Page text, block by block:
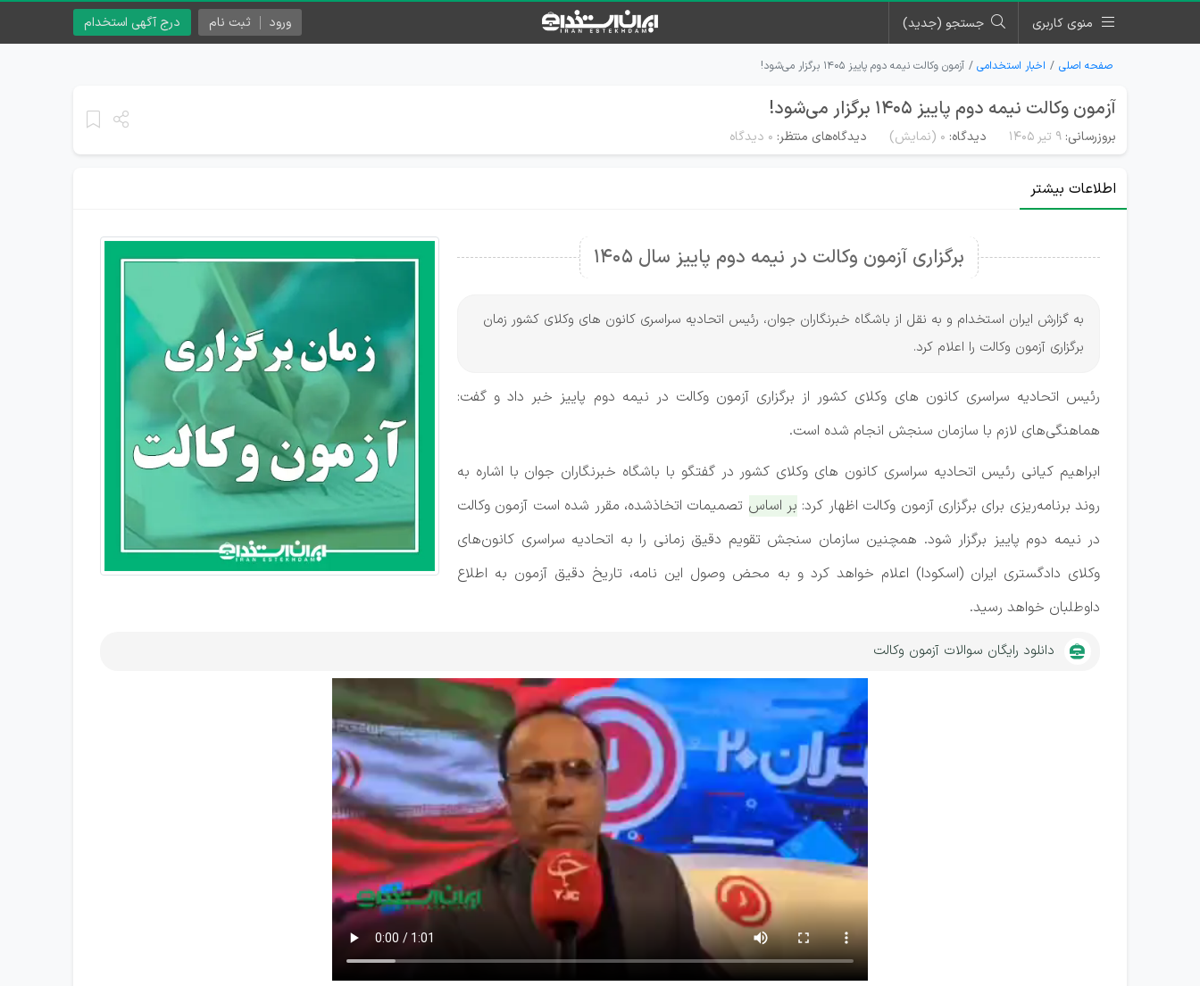
منوی کاربری جستجو (جدید) درج آگهی استخدام ورود ثبت نام
صفحه اصلی اخبار استخدامی آزمون وکالت نیمه دوم پاییز ۱۴۰۵ برگزار می‌شود!
آزمون وکالت نیمه دوم پاییز ۱۴۰۵ برگزار می‌شود!
بروزرسانی: ۹ تیر ۱۴۰۵ دیدگاه: 0 (نمایش) دیدگاه‌های منتظر: ۰ دیدگاه
اطلاعات بیشتر
برگزاری آزمون وکالت در نیمه دوم پاییز سال 1405
به گزارش ایران استخدام و به نقل از باشگاه خبرنگاران جوان، رئیس اتحادیه سراسری کانون های وکلای کشور زمان
برگزاری آزمون وکالت را اعلام کرد.
رئیس اتحادیه سراسری کانون های وکلای کشور از برگزاری آزمون وکالت در نیمه دوم پاییز خبر داد و گفت:
هماهنگی‌های لازم با سازمان سنجش انجام شده است.
ابراهیم کیانی رئیس اتحادیه سراسری کانون های وکلای کشور در گفتگو با باشگاه خبرنگاران جوان با اشاره به
روند برنامه‌ریزی برای برگزاری آزمون وکالت اظهار کرد: بر اساس تصمیمات اتخاذشده، مقرر شده است آزمون وکالت
در نیمه دوم پاییز برگزار شود. همچنین سازمان سنجش تقویم دقیق زمانی را به اتحادیه سراسری کانون‌های
وکلای دادگستری ایران (اسکودا) اعلام خواهد کرد و به محض وصول این نامه، تاریخ دقیق آزمون به اطلاع
داوطلبان خواهد رسید.
دانلود رایگان سوالات آزمون وکالت